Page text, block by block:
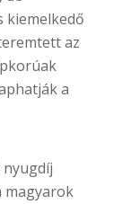
kiemelkedő
az
a
nyugdíj
magyarok